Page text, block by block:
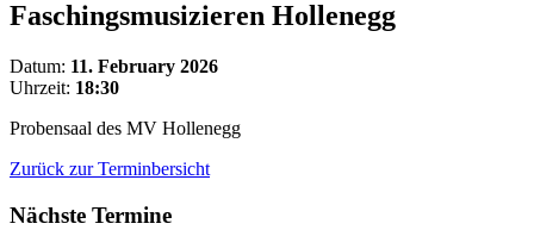
Faschingsmusizieren Hollenegg
Datum: 11. February 2026
Uhrzeit: 18:30
Probensaal des MV Hollenegg
Zurück zur Terminbersicht
Nächste Termine